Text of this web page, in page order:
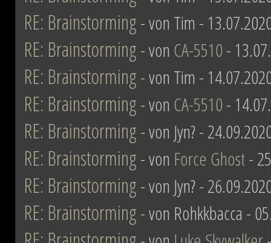
RE: Brainstorming- von Tim -
RE: Brainstorming- von CA-5510-
RE: Brainstorming- von Tim -
RE: Brainstorming- von CA-5510-
RE: Brainstorming- von Jyn? -
RE: Brainstorming- von Force Ghost-
RE: Brainstorming- von Jyn? -
RE: Brainstorming- von Rohkkbacca -